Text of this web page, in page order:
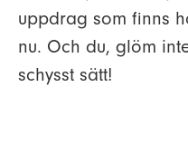
uppdrag som finns
nu. Och du, glöm
schysst sätt!